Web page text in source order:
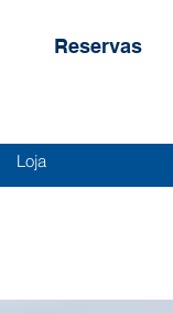
Reservas
Loja